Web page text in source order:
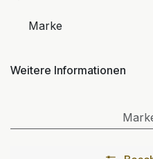
Marke
Weitere Informationen